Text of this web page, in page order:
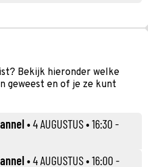
Bekijk hieronder welke
geweest en of je ze kunt
•4 AUGUSTUS• 16:30 -
•4 AUGUSTUS• 16:00 -